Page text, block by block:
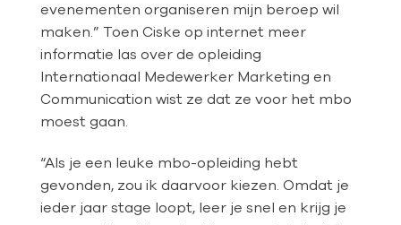
evenementen organiseren mijn beroep wil
maken.” Toen Ciske op internet meer
informatie las over de opleiding
Internationaal Medewerker Marketing en
Communication wist ze dat ze voor het mbo
moest gaan.
“Als je een leuke mbo-opleiding hebt
gevonden, zou ik daarvoor kiezen. Omdat je
ieder jaar stage loopt, leer je snel en krijg je